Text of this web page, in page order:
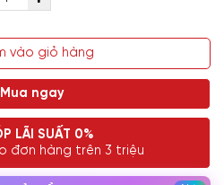
vào giỏ hàng
Mua ngay
LÃI SUẤT 0%
đơn hàng trên 3 triệu